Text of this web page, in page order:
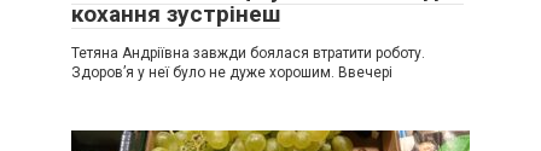
кохання зустрінеш
Тетяна Андріївна завжди боялася втратити роботу.
Здоров’я у неї було не дуже хорошим. Ввечері